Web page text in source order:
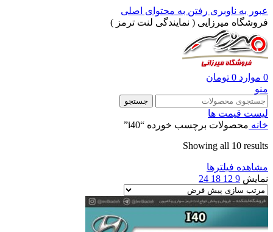
عبور به ناوبری رفتن به محتوای اصلی
فروشگاه میرزایی ( نمایندگی لنت ترمز )
0 موارد 0 تومان
منو
جستجو
لیست قیمت ها
خانه محصولات برچسب خورده “i40”
Showing all 10 results
مشاهده فیلترها
نمایش 9
12
18
24